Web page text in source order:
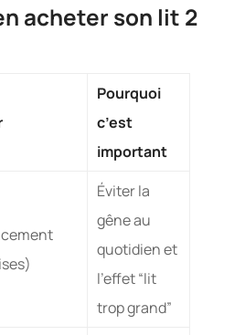
acheter son lit 2
Pourquoi
c’est
important
Éviter la
gêne au
quotidien et
l’effet “lit
trop grand”